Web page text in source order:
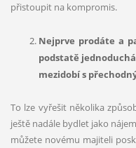
přistoupit na kompromis.
Nejprve prodáte a
podstatě
mezidobís p
To lze vyřešit několika
ještě nadále bydlet jako
můžete novému majiteli